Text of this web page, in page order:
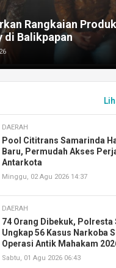
Rangkaian
di Balikpapan
DAERAH
Pool Cititrans Samarinda
Baru, Permudah Akses
Antarkota
Minggu, 02 Agu 2026 14:37
DAERAH
74 Orang Dibekuk, Polresta
Ungkap 56 Kasus Narkoba
Operasi Antik Mahakam
Sabtu, 01 Agu 2026 06:43